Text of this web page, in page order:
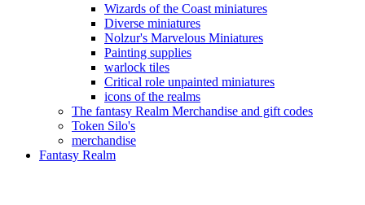
Wizards of the Coast miniatures
Diverse miniatures
Nolzur's Marvelous Miniatures
Painting supplies
warlock tiles
Critical role unpainted miniatures
icons of the realms
The fantasy Realm Merchandise and gift codes
Token Silo's
merchandise
Fantasy Realm